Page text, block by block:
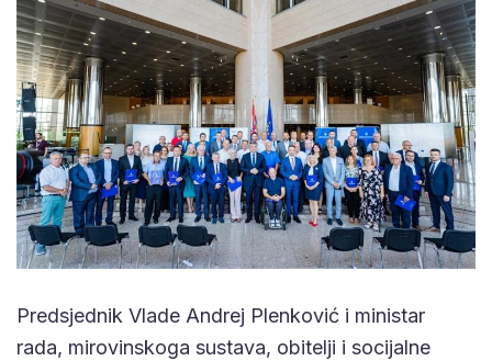
Predsjednik Vlade Andrej Plenković i ministar
rada, mirovinskoga sustava, obitelji i socijalne